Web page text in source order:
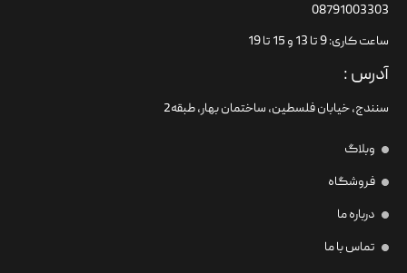
08791003303
ساعت کاری: 9 تا 13 و 15 تا 19
آدرس :
سنندج، خیابان فلسطین،‌ ساختمان بهار، طبقه2
وبلاگ
فروشگاه
درباره ما
تماس با ما